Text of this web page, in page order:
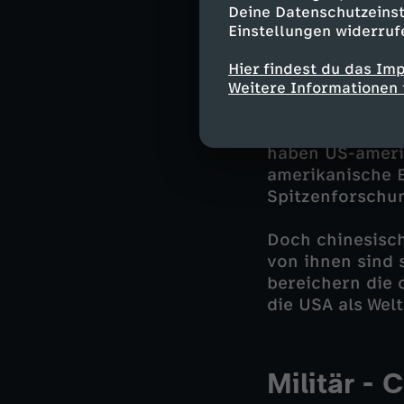
Deine
Einstellungen
Hier findest du das
Weitere
Bildung -
Eliteunis
Kaum etwas
beiden
haben US-
amerikanische
Doch
von ihnen sind
bereichern die
die USA als
Militär -